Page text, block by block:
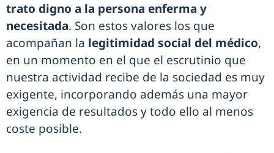
trato digno a la persona enferma y
necesitada. Son estos valores los que
acompañan la legitimidad social del médico,
en un momento en el que el escrutinio que
nuestra actividad recibe de la sociedad es muy
exigente, incorporando además una mayor
exigencia de resultados y todo ello al menos
coste posible.